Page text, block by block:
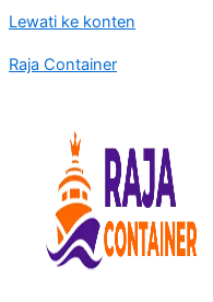
Lewati ke konten
Raja Container